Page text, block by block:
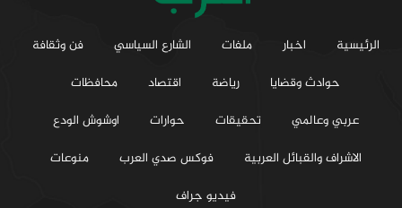
الرئيسية اخبار ملفات الشارع السياسي
فن وثقافة
حوادث وقضايا
رياضة اقتصاد
محافظات
عربي وعالمي
تحقيقات حوارات
اوشوش الودع
الاشراف والقبائل العربية
فوكس صدي العرب
منوعات
فيديو جراف